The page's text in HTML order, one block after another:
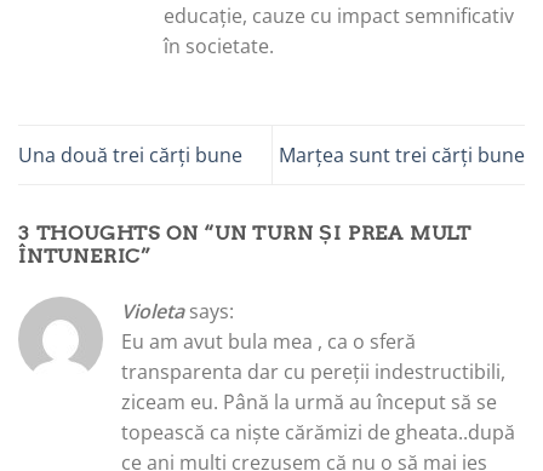
educație, cauze cu impact semnificativ
în societate.
Una două trei cărți bune Marțea sunt trei cărți bune
3 THOUGHTS ON “UN TURN ȘI PREA MULT
ÎNTUNERIC”
Violeta says:
Eu am avut bula mea , ca o sferă
transparenta dar cu pereții indestructibili,
ziceam eu. Până la urmă au început să se
topească ca niște cărămizi de gheata..după
ce ani multi crezusem că nu o să mai ies